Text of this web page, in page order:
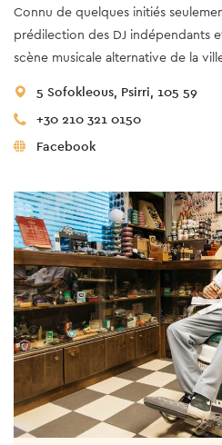
Connu de quelques initiés
prédilection des DJ indépendants
scène musicale alternative de la
5 Sofokleous, Psirri, 105 59
+30 210 321 0150
Facebook